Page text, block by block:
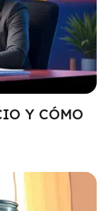
Y CÓMO